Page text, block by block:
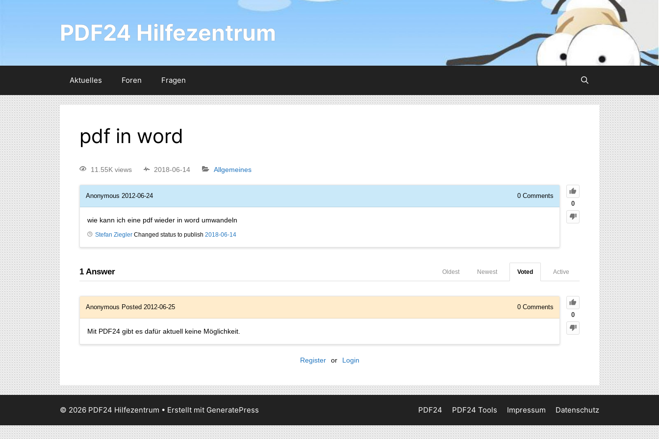
PDF24 Hilfezentrum
Aktuelles Foren Fragen
pdf in word
11.55K views 2018-06-14 Allgemeines
0
Anonymous 2012-06-24 0 Comments
wie kann ich eine pdf wieder in word umwandeln
Stefan Ziegler Changed status to publish 2018-06-14
1 Answer Active
Voted
Newest
Oldest
0
Anonymous Posted 2012-06-25 0 Comments
Mit PDF24 gibt es dafür aktuell keine Möglichkeit.
Register or Login
PDF24 PDF24 Tools Impressum Datenschutz
© 2026 PDF24 Hilfezentrum • Erstellt mit GeneratePress